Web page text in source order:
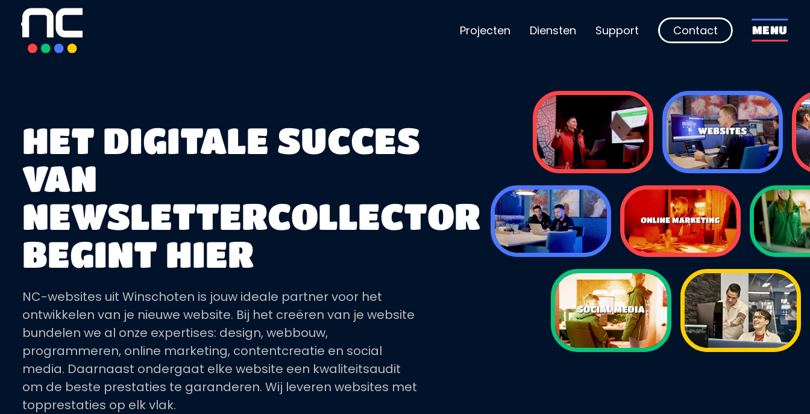
overslaan
Projecten Diensten Support Contact MENU
HET DIGITALE SUCCES
VAN
NEWSLETTERCOLLECTOR
BEGINT HIER
NC-websites uit Winschoten is jouw ideale partner voor het
ontwikkelen van je nieuwe website. Bij het creëren van je website
bundelen we al onze expertises: design, webbouw,
programmeren, online marketing, contentcreatie en social
media. Daarnaast ondergaat elke website een kwaliteitsaudit
om de beste prestaties te garanderen. Wij leveren websites met
topprestaties op elk vlak.